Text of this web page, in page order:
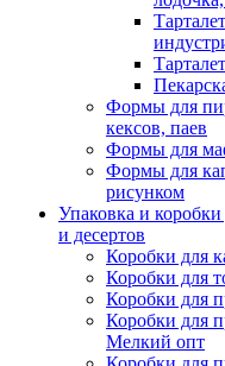
Формы для
кексов, паев
Формы для
Формы для
рисунком
Упаковка и коробки
и десертов
Коробки для
Коробки для
Коробки для
Коробки для
Мелкий опт